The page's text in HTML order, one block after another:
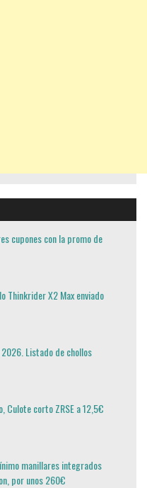
cupones con la promo de
Thinkrider X2 Max enviado
Listado de chollos
Culote corto ZRSE a 12,5€
manillares integrados
por unos 260€